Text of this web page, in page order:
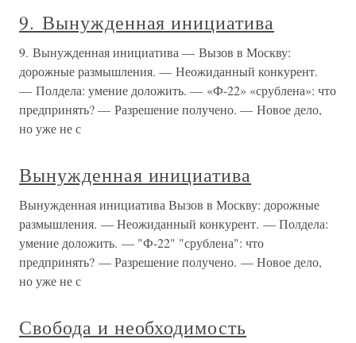
9. Вынужденная инициатива
9. Вынужденная инициатива — Вызов в Москву:
дорожные размышления. — Неожиданный конкурент.
— Полдела: умение доложить. — «Ф-22» «срублена»: что
предпринять? — Разрешение получено. — Новое дело,
но уже не с
Вынужденная инициатива
Вынужденная инициатива Вызов в Москву: дорожные
размышления. — Неожиданный конкурент. — Полдела:
умение доложить. — "Ф-22" "срублена": что
предпринять? — Разрешение получено. — Новое дело,
но уже не с
Свобода и необходимость